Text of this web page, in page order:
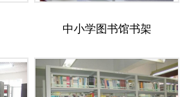
中小学图书馆书架